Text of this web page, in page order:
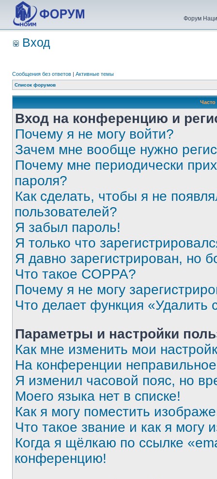
Форум
Вход
Сообщения без ответов | Активные темы
Список форумов
Вход на конференцию и
Почему я не могу войти?
Зачем мне вообще нужно
Почему мне периодически
пароля?
Как сделать, чтобы я не
пользователей?
Я забыл пароль!
Я только что
Я давно зарегистрирован, но
Что такое COPPA?
Почему я не могу
Что делает функция «Удалить
Параметры и настройки
Как мне изменить мои
На конференции
Я изменил часовой пояс, но
Моего языка нет в списке!
Как я могу поместить
Что такое звание и как я могу
Когда я щёлкаю по ссылке
конференцию!